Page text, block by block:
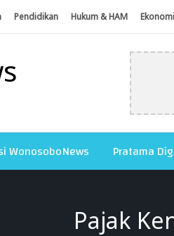
Pendidikan Hukum & HAM
WonosoboNews Pratama
Pajak